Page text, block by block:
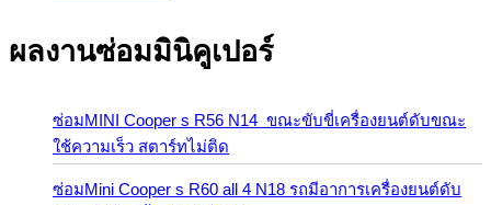
ผลงานซ่อมมินิคูเปอร์
ซ่อมMINI Cooper s R56 N14 ขณะขับขี่เครื่องยนต์ดับขณะ
ใช้ความเร็ว สตาร์ทไม่ติด
ซ่อมMini Cooper s R60 all 4 N18 รถมีอาการเครื่องยนต์ดับ